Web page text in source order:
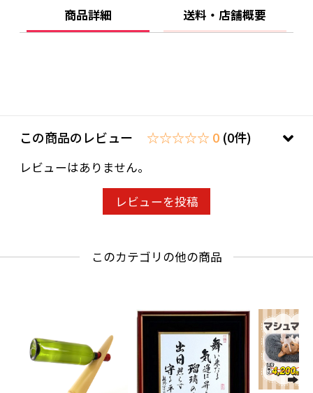
商品詳細 送料・店舗概要
この商品のレビュー ☆☆☆☆☆ 0 (0件)
レビューはありません。
レビューを投稿
このカテゴリの他の商品